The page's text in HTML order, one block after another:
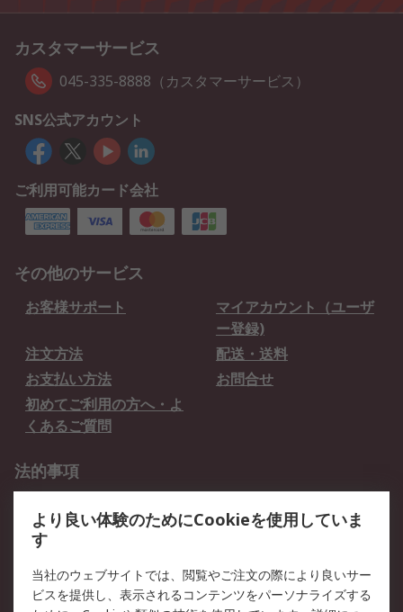
カスタマーサービス
045-335-8888（カスタマーサービス）
SNS公式アカウント
ご利用可能カード会社
その他のサービス
お客様サポート
マイアカウント（ユーザ
ー登録)
注文方法
配送・送料
お支払い方法
お問合せ
初めてご利用の方へ・よ
くあるご質問
法的事項
クッキーポリシー
RSについて
より良い体験のためにCookieを使用していま
す
当社のウェブサイトでは、閲覧やご注文の際により良いサー
ビスを提供し、表示されるコンテンツをパーソナライズする